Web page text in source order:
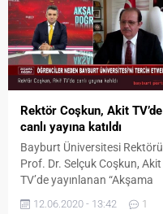
Rektör Coşkun, Akit TV’de
canlı yayına katıldı
Bayburt Üniversitesi Rektörü
Prof. Dr. Selçuk Coşkun, Akit
TV’de yayınlanan “Akşama
12.06.2020 - 13:42 1